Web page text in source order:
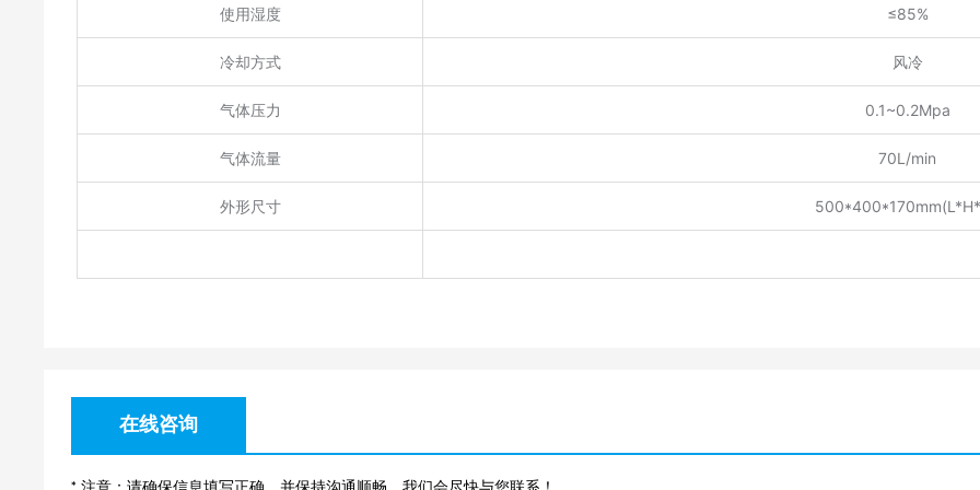
使用湿度 ≤85%
冷却方式 风冷
气体压力 0.1~0.2Mpa
气体流量 70L/min
外形尺寸
在线咨询